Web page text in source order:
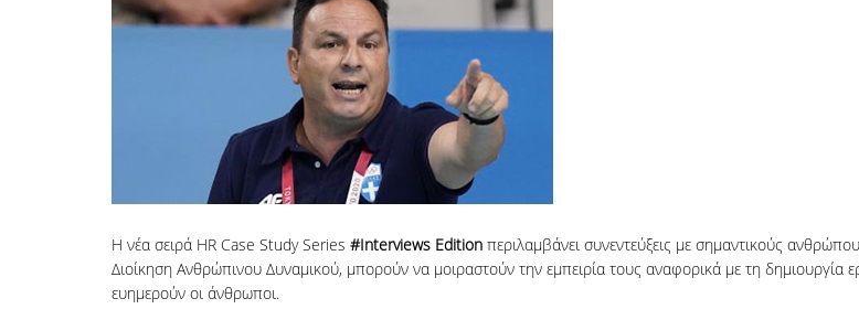
Η νέα σειρά HR Case Study Series #Interviews Editionπεριλαμβάνει συνεντεύξεις με σημαντικούς
Διοίκηση Ανθρώπινου Δυναμικού, μπορούν να μοιραστούν την εμπειρία τους αναφορικά με τη
ευημερούν οι άνθρωποι.